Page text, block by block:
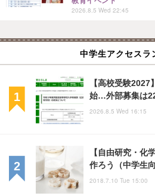
2026.8.5 Wed 22:45
中学生アクセスラ
【高校受験
始…外部募集は
2026.8.5 Wed 16:15
【自由研究・化
作ろう（中学生向
2018.7.10 Tue 15:00